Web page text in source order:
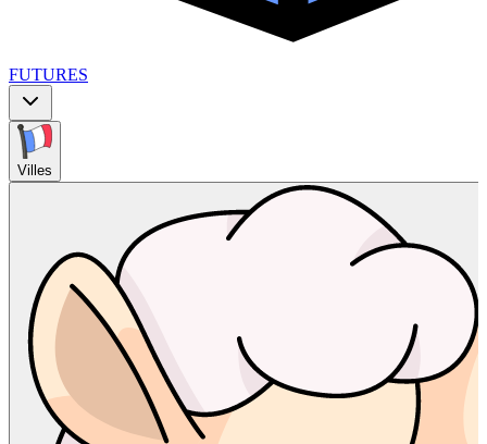
FUTURES
Villes